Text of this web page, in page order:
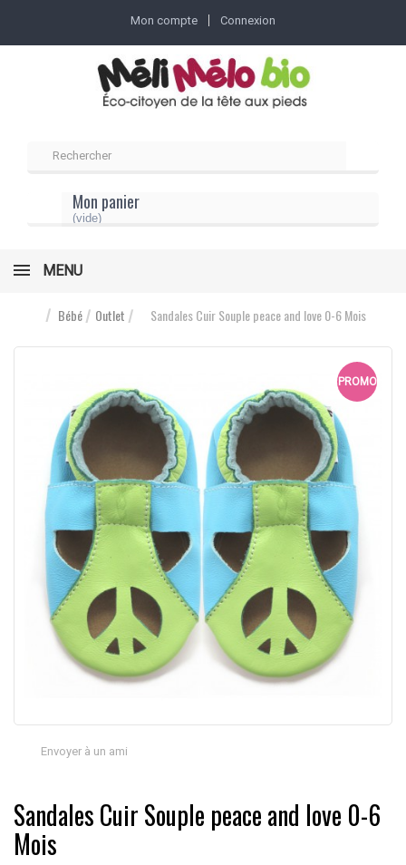
Mon compte Connexion
Mon panier
(vide)
MENU
Bébé Outlet Sandales Cuir Souple peace and love 0-6 Mois
PROMO
Envoyer à un ami
Sandales Cuir Souple peace and love 0-6
Mois